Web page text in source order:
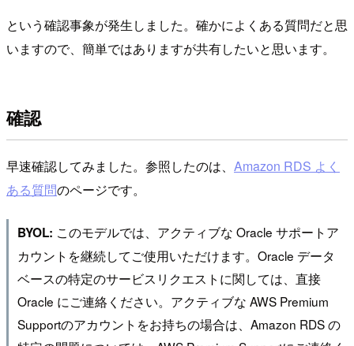
という確認事象が発生しました。確かによくある質問だと思
いますので、簡単ではありますが共有したいと思います。
確認
早速確認してみました。参照したのは、 Amazon RDS よく
ある質問のページです。
BYOL: このモデルでは、アクティブな Oracle サポートア
カウントを継続してご使用いただけます。Oracle データ
ベースの特定のサービスリクエストに関しては、直接
Oracle にご連絡ください。アクティブな AWS Premium
Supportのアカウントをお持ちの場合は、Amazon RDS の